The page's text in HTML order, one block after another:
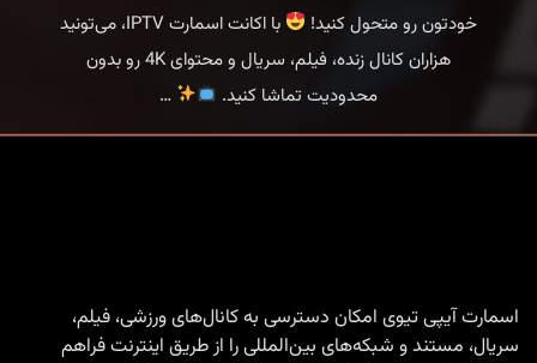
خودتون رو متحول کنید!
با اکانت اسمارت IPTV، می‌تونید
هزاران کانال زنده، فیلم، سریال و محتوای 4K رو بدون
محدودیت تماشا کنید.
…
خرید
و
Android
اسمارت آیپی تیوی امکان دسترسی به کانال‌های ورزشی، فیلم،
سریال، مستند و شبکه‌های بین‌المللی را از طریق اینترنت فراهم